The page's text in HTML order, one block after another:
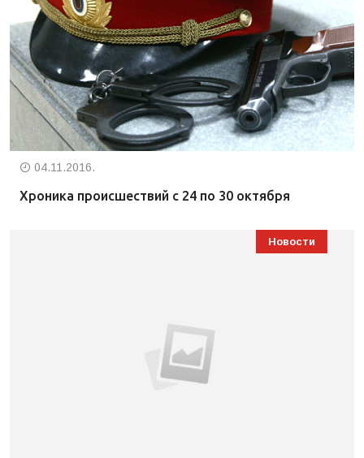
04.11.2016.
Хроника происшествий с 24 по 30 октября
Новости